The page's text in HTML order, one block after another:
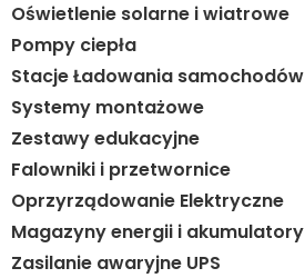
Oświetlenie solarne i wiatrowe
Pompy ciepła
Stacje Ładowania samochodów
Systemy montażowe
Zestawy edukacyjne
Falowniki i przetwornice
Oprzyrządowanie Elektryczne
Magazyny energii i akumulatory
Zasilanie awaryjne UPS